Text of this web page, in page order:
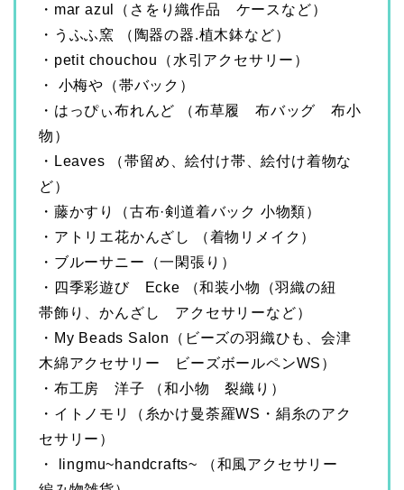
・mar azul（さをり織作品 ケースなど）
・うふふ窯 （陶器の器.植木鉢など）
・petit chouchou（水引アクセサリー）
・ 小梅や（帯バック）
・はっぴぃ布れんど （布草履 布バッグ 布小
物）
・Leaves （帯留め、絵付け帯、絵付け着物な
ど）
・藤かすり（古布·剣道着バック 小物類）
・アトリエ花かんざし （着物リメイク）
・ブルーサニー（一閑張り）
・四季彩遊び Ecke （和装小物（羽織の紐
帯飾り、かんざし アクセサリーなど）
・My Beads Salon︎（ビーズの羽織ひも、会津
木綿アクセサリー ビーズボールペンWS）
・布工房 洋子 （和小物 裂織り）
・イトノモリ（糸かけ曼荼羅WS・絹糸のアク
セサリー）
・ lingmu~handcrafts~ （和風アクセサリー